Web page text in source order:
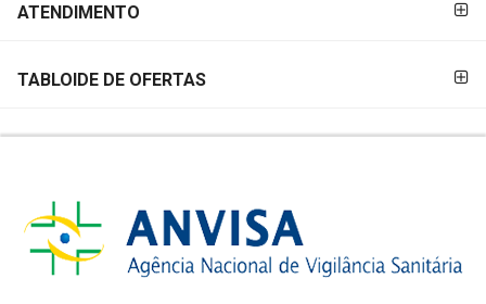
ATENDIMENTO
TABLOIDE DE OFERTAS